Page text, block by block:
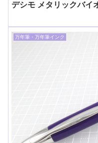
デシモ メタリックバイ
万年筆・万年筆インク